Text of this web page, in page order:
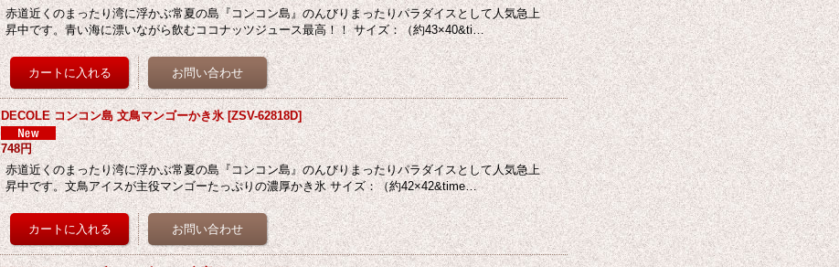
赤道近くのまったり湾に浮かぶ常夏の島『コンコン島』のんびりまったりパラダイスとして人気急上
昇中です。青い海に漂いながら飲むココナッツジュース最高！！ サイズ：（約43×40&ti…
DECOLE コンコン島 文鳥マンゴーかき氷 [ZSV-62818D]
748円
赤道近くのまったり湾に浮かぶ常夏の島『コンコン島』のんびりまったりパラダイスとして人気急上
昇中です。文鳥アイスが主役マンゴーたっぷりの濃厚かき氷 サイズ：（約42×42&time…